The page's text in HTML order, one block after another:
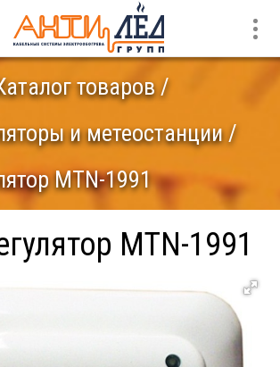
товаров
и метеостанции
MTN-1991
MTN-1991